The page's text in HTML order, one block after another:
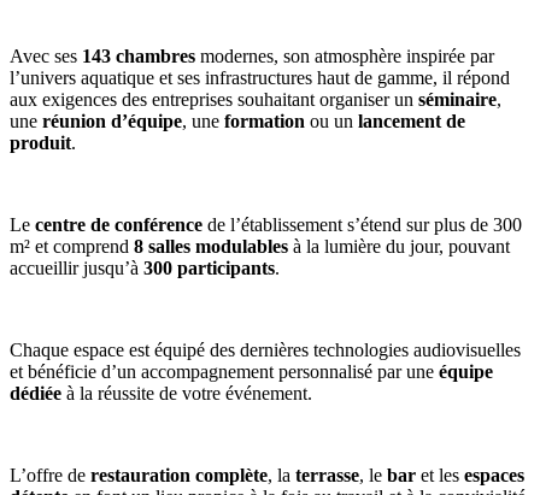
Avec ses 143 chambres modernes, son atmosphère inspirée par
l’univers aquatique et ses infrastructures haut de gamme, il répond
aux exigences des entreprises souhaitant organiser un séminaire,
une réunion d’équipe, une formation ou un lancement de
produit.
Le centre de conférence de l’établissement s’étend sur plus de 300
m² et comprend 8 salles modulables à la lumière du jour, pouvant
accueillir jusqu’à 300 participants.
Chaque espace est équipé des dernières technologies audiovisuelles
et bénéficie d’un accompagnement personnalisé par une équipe
dédiée à la réussite de votre événement.
L’offre de restauration complète, la terrasse, le bar et les espaces